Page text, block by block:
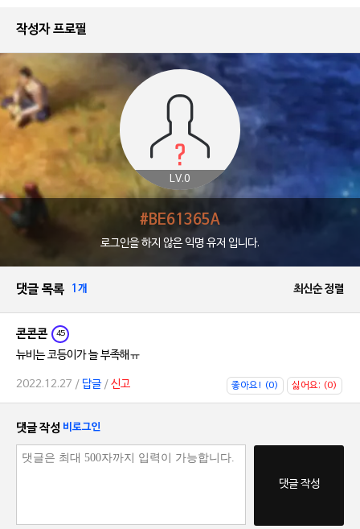
작성자 프로필
LV.0
#BE61365A
로그인을 하지 않은 익명 유저 입니다.
댓글 목록 1개 최신순 정렬
콘콘콘 45
뉴비는 코등이가 늘 부족해ㅠ
2022.12.27 / 답글/ 신고 좋아요! (0) 싫어요; (0)
댓글 작성 비로그인
댓글 작성